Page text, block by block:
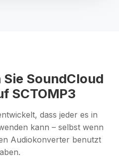
SoundCloud
SCTOMP3
dass jeder es in
kann – selbst wenn
Audiokonverter benutzt